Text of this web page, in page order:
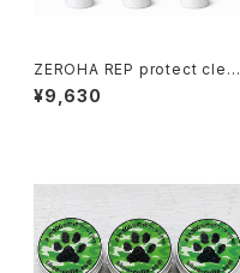
ZEROHA REP protect clean
care 爬虫類ケアスプレー 約2
20ml×3本セット
¥9,630